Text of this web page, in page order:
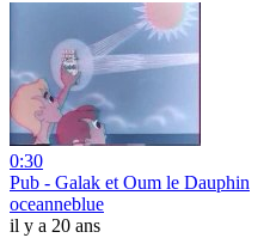
0:30
Pub - Galak et Oum le Dauphin
oceanneblue
il y a 20 ans